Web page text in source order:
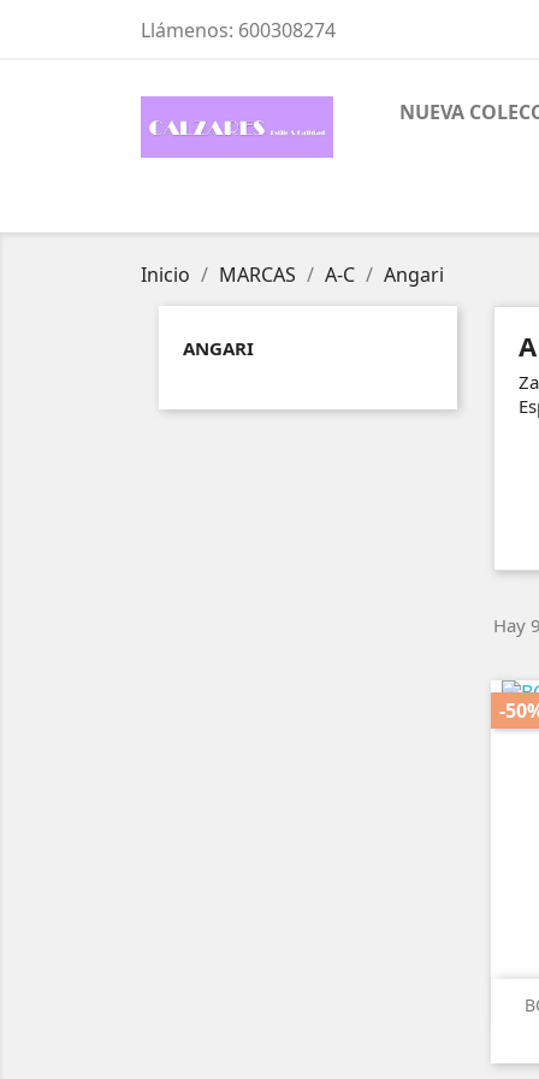
Llámenos: 600308274
NUEVA
Inicio MARCAS A-C Angari
ANGARI
Hay
-